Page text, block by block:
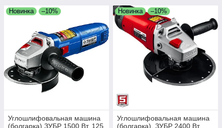
Новинка –10%
Углошлифовальная машина
(болгарка) ЗУБР 1500 Вт, 125
Новинка –10%
Углошлифовальная машина
(болгарка), ЗУБР 2400 Вт,